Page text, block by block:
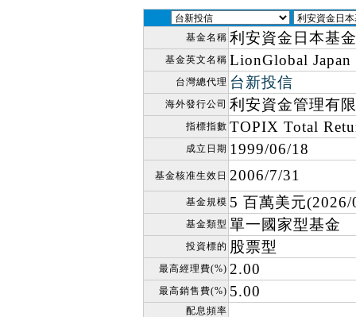
基金名稱 利安資金日本基
基金英文名稱 LionGlobal Japan
台灣總代理 台新投信
海外發行公司 利安資金管理有
指標指數 TOPIX Total
成立日期 1999/06/18
基金核准生效日 2006/7/31
基金規模 5 百萬美元(2026/
基金類型 單一國家型基金
投資標的 股票型
最高經理費(%) 2.00
最高銷售費(%) 5.00
配息頻率